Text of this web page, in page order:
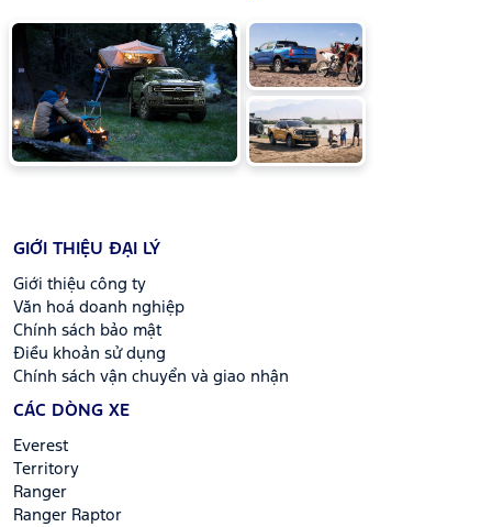
GIỚI THIỆU ĐẠI LÝ
Giới thiệu công ty
Văn hoá doanh nghiệp
Chính sách bảo mật
Điều khoản sử dụng
Chính sách vận chuyển và giao nhận
CÁC DÒNG XE
Everest
Territory
Ranger
Ranger Raptor